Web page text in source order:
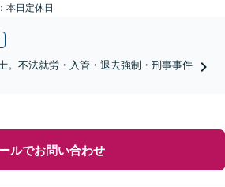
本日定休日
。不法就労・入管・退去強制・刑事事件
ルでお問い合わせ